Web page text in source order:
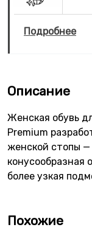
Подробнее
Описание
Женская обувь
Premium
женской стопы —
конусообразная
более узкая
Похожие